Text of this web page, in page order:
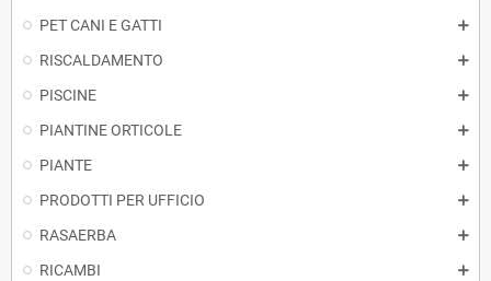
PET CANI E GATTI
RISCALDAMENTO
PISCINE
PIANTINE ORTICOLE
PIANTE
PRODOTTI PER UFFICIO
RASAERBA
RICAMBI